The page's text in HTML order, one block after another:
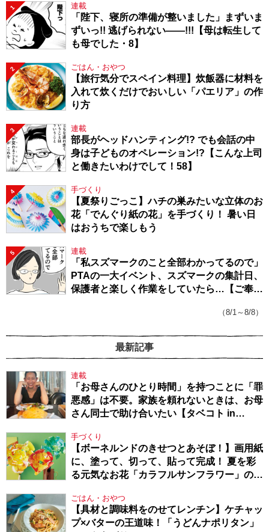
1 連載
「陛下、寝所の準備が整いました」まずいま
ずいっ!! 逃げられない――!!!【母は転生して
も母でした・8】
2 ごはん・おやつ
【旅行気分でスペイン料理】炊飯器に材料を
入れて炊くだけでおいしい「パエリア」の作
り方
3 連載
部長がヘッドハンティング!? でも会話の中
身は子どものオペレーション!?【こんな上司
と働きたいわけでして！58】
4 手づくり
【夏祭りごっこ】ハチの巣みたいな立体のお
花「でんぐり紙の花」を手づくり！ 暑い日
はおうちで楽しもう
5 連載
「私スズマークのこと全部わかってるので」
PTAの一大イベント、スズマークの集計日、
保護者と楽しく作業をしていたら…【ご奉仕
（8/1～8/8）
最新記事
連載
「お母さんのひとり時間」を持つことに「罪
悪感」は不要。家族を頼れないときは、お母
さん同士で助け合いたい【タベコト in
手づくり
【ボーネルンドのきせつとあそぼ！】画用紙
に、塗って、切って、貼って完成！ 夏を彩
る元気なお花「カラフルサンフラワー」の作
ごはん・おやつ
【具材と調味料をのせてレンチン】ケチャッ
プ×バターの王道味！「うどんナポリタン」